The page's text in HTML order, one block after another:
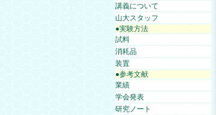
講義について
山大スタッフ
●実験方法
試料
消耗品
装置
●参考文献
業績
学会発表
研究ノート